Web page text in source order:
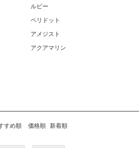
ルビー
ペリドット
アメジスト
アクアマリン
すめ順 価格順 新着順